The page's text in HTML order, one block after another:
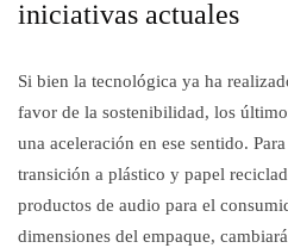
iniciativas actuales
Si bien la tecnológica ya ha
favor de la sostenibilidad, los
una aceleración en ese sentido.
transición a plástico y papel
productos de audio para el
dimensiones del empaque,